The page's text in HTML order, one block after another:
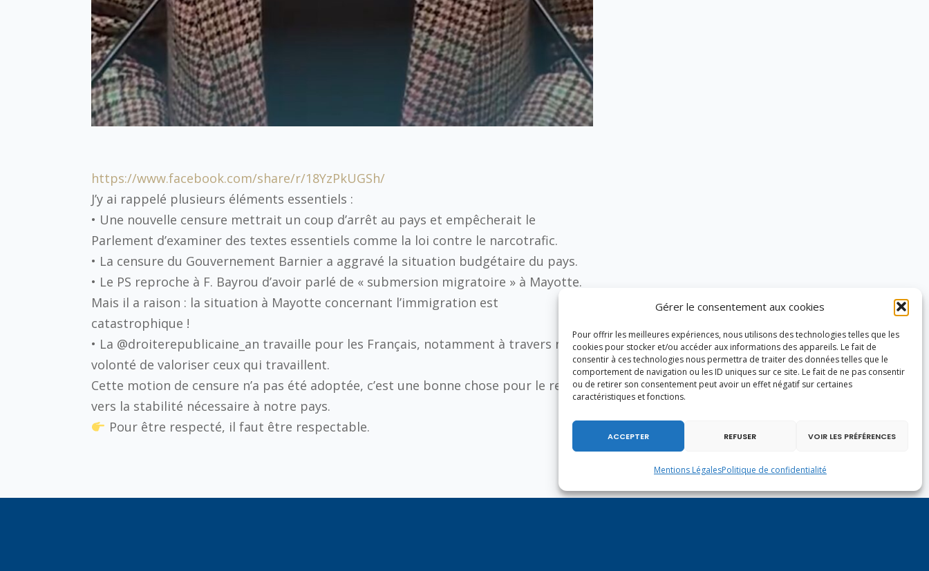
Gérer le consentement aux cookies
Pour offrir les meilleures expériences, nous utilisons des technologies telles que les
cookies pour stocker et/ou accéder aux informations des appareils. Le fait de
consentir à ces technologies nous permettra de traiter des données telles que le
comportement de navigation ou les ID uniques sur ce site. Le fait de ne pas consentir
ou de retirer son consentement peut avoir un effet négatif sur certaines
caractéristiques et fonctions.
ACCEPTER REFUSER VOIR LES PRÉFÉRENCES
Mentions LégalesPolitique de confidentialité
https://www.facebook.com/share/r/18YzPkUGSh/
J’y ai rappelé plusieurs éléments essentiels :
•⁠ ⁠Une nouvelle censure mettrait un coup d’arrêt au pays et empêcherait le
Parlement d’examiner des textes essentiels comme la loi contre le narcotrafic.
•⁠ ⁠La censure du Gouvernement Barnier a aggravé la situation budgétaire du pays.
•⁠ ⁠Le PS reproche à F. Bayrou d’avoir parlé de « submersion migratoire » à Mayotte.
Mais il a raison : la situation à Mayotte concernant l’immigration est
catastrophique !
•⁠ ⁠La @droiterepublicaine_an travaille pour les Français, notamment à travers notre
volonté de valoriser ceux qui travaillent.
Cette motion de censure n’a pas été adoptée, c’est une bonne chose pour le retour
vers la stabilité nécessaire à notre pays.
Pour être respecté, il faut être respectable.